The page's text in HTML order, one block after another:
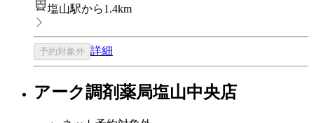
塩山駅から1.4km
予約対象外 詳細
アーク調剤薬局塩山中央店